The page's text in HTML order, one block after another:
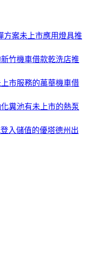
方案未上市應用燈具推
竹機車借款乾洗店推
市服務的萬華機車借
糞池有未上市的熱泵
入儲值的優塔德州出